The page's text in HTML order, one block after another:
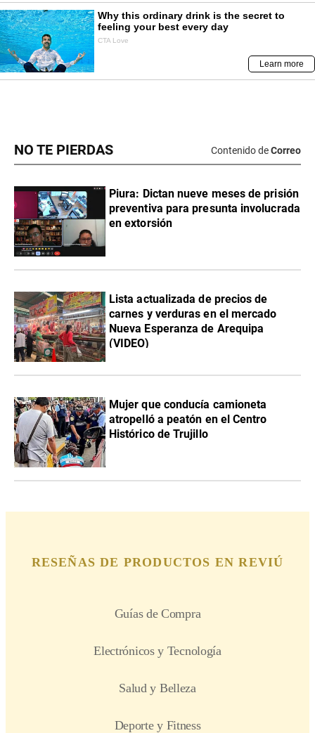
NO TE PIERDAS Contenido deCorreo
Piura: Dictan nueve meses de prisión
preventiva para presunta involucrada
en extorsión
Lista actualizada de precios de
carnes y verduras en el mercado
Nueva Esperanza de Arequipa
(VIDEO)
Mujer que conducía camioneta
atropelló a peatón en el Centro
Histórico de Trujillo